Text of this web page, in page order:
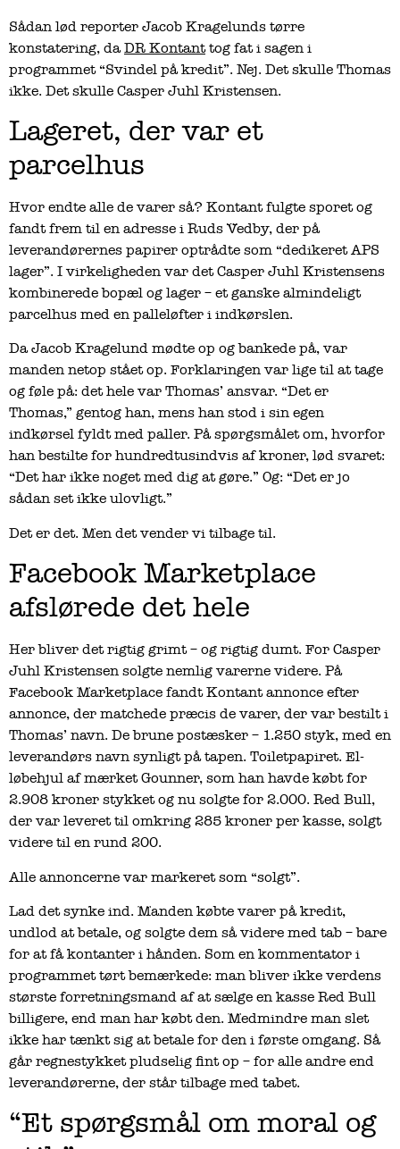
Sådan lød reporter Jacob Kragelunds tørre
konstatering, daDR Kontanttog fat i sagen i
programmet “Svindel på kredit”. Nej. Det skulle Thomas
ikke. Det skulle Casper Juhl Kristensen.
Lageret, der var et
parcelhus
Hvor endte alle de varer så? Kontant fulgte sporet og
fandt frem til en adresse i Ruds Vedby, der på
leverandørernes papirer optrådte som “dedikeret APS
lager”. I virkeligheden var det Casper Juhl Kristensens
kombinerede bopæl og lager – et ganske almindeligt
parcelhus med en palleløfter i indkørslen.
Da Jacob Kragelund mødte op og bankede på, var
manden netop stået op. Forklaringen var lige til at tage
og føle på: det hele var Thomas’ ansvar. “Det er
Thomas,” gentog han, mens han stod i sin egen
indkørsel fyldt med paller. På spørgsmålet om, hvorfor
han bestilte for hundredtusindvis af kroner, lød svaret:
“Det har ikke noget med dig at gøre.” Og: “Det er jo
sådan set ikke ulovligt.”
Det er det. Men det vender vi tilbage til.
Facebook Marketplace
afslørede det hele
Her bliver det rigtig grimt – og rigtig dumt. For Casper
Juhl Kristensen solgte nemlig varerne videre. På
Facebook Marketplace fandt Kontant annonce efter
annonce, der matchede præcis de varer, der var bestilt i
Thomas’ navn. De brune postæsker – 1.250 styk, med en
leverandørs navn synligt på tapen. Toiletpapiret. El-
løbehjul af mærket Gounner, som han havde købt for
2.908 kroner stykket og nu solgte for 2.000. Red Bull,
der var leveret til omkring 285 kroner per kasse, solgt
videre til en rund 200.
Alle annoncerne var markeret som “solgt”.
Lad det synke ind. Manden købte varer på kredit,
undlod at betale, og solgte dem så videre med tab – bare
for at få kontanter i hånden. Som en kommentator i
programmet tørt bemærkede: man bliver ikke verdens
største forretningsmand af at sælge en kasse Red Bull
billigere, end man har købt den. Medmindre man slet
ikke har tænkt sig at betale for den i første omgang. Så
går regnestykket pludselig fint op – for alle andre end
leverandørerne, der står tilbage med tabet.
“Et spørgsmål om moral og